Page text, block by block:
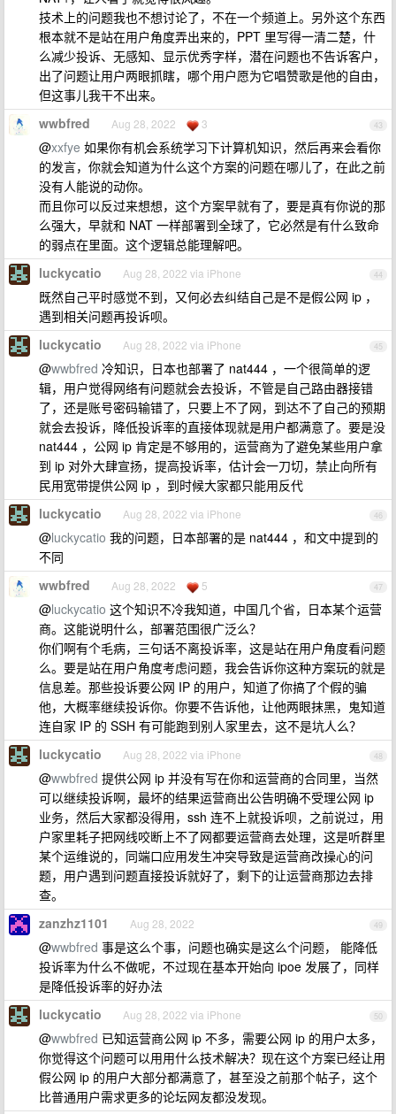
技术上的问题我也不想讨论了，不在一个频道上。另外这个东西
根本就不是站在用户角度弄出来的，PPT 里写得一清二楚，什
么减少投诉、无感知、显示优秀字样，潜在问题也不告诉客户，
出了问题让用户两眼抓瞎，哪个用户愿为它唱赞歌是他的自由，
但这事儿我干不出来。
43
wwbfred Aug 28, 2022 3
@xxfye 如果你有机会系统学习下计算机知识，然后再来会看你
的发言，你就会知道为什么这个方案的问题在哪儿了，在此之前
没有人能说的动你。
而且你可以反过来想想，这个方案早就有了，要是真有你说的那
么强大，早就和 NAT 一样部署到全球了，它必然是有什么致命
的弱点在里面。这个逻辑总能理解吧。
44
luckycatio Aug 28, 2022 via iPhone
既然自己平时感觉不到，又何必去纠结自己是不是假公网 ip ，
遇到相关问题再投诉呗。
45
luckycatio Aug 28, 2022 via iPhone
@wwbfred 冷知识，日本也部署了 nat444 ，一个很简单的逻
辑，用户觉得网络有问题就会去投诉，不管是自己路由器接错
了，还是账号密码输错了，只要上不了网，到达不了自己的预期
就会去投诉，降低投诉率的直接体现就是用户都满意了。要是没
nat444 ，公网 ip 肯定是不够用的，运营商为了避免某些用户拿
到 ip 对外大肆宣扬，提高投诉率，估计会一刀切，禁止向所有
民用宽带提供公网 ip ，到时候大家都只能用反代
46
luckycatio Aug 28, 2022 via iPhone
@luckycatio 我的问题，日本部署的是 nat444 ，和文中提到的
不同
47
wwbfred Aug 28, 2022 5
@luckycatio 这个知识不冷我知道，中国几个省，日本某个运营
商。这能说明什么，部署范围很广泛么？
你们啊有个毛病，三句话不离投诉率，这是站在用户角度看问题
么。要是站在用户角度考虑问题，我会告诉你这种方案玩的就是
信息差。那些投诉要公网 IP 的用户，知道了你搞了个假的骗
他，大概率继续投诉你。你要不告诉他，让他两眼抹黑，鬼知道
连自家 IP 的 SSH 有可能跑到别人家里去，这不是坑人么？
48
luckycatio Aug 28, 2022 via iPhone
@wwbfred 提供公网 ip 并没有写在你和运营商的合同里，当然
可以继续投诉啊，最坏的结果运营商出公告明确不受理公网 ip
业务，然后大家都没得用，ssh 连不上就投诉呗，之前说过，用
户家里耗子把网线咬断上不了网都要运营商去处理，这是听群里
某个运维说的，同端口应用发生冲突导致是运营商改操心的问
题，用户遇到问题直接投诉就好了，剩下的让运营商那边去排
查。
49
zanzhz1101 Aug 28, 2022
@wwbfred 事是这么个事，问题也确实是这么个问题， 能降低
投诉率为什么不做呢，不过现在基本开始向 ipoe 发展了，同样
是降低投诉率的好办法
50
luckycatio Aug 28, 2022 via iPhone
@wwbfred 已知运营商公网 ip 不多，需要公网 ip 的用户太多，
你觉得这个问题可以用用什么技术解决？现在这个方案已经让用
假公网 ip 的用户大部分都满意了，甚至没之前那个帖子，这个
比普通用户需求更多的论坛网友都没发现。